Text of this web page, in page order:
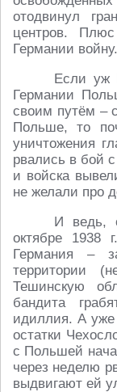
отодвинул
центров.
Германии войну.
Если уж
Германии
своим путём –
Польше, то
уничтожения
рвались в бой
и войска
не желали про
И ведь,
октябре 1938
Германия –
территории
Тешинскую
бандита
идиллия. А уже
остатки
с Польшей
через неделю
выдвигают ей